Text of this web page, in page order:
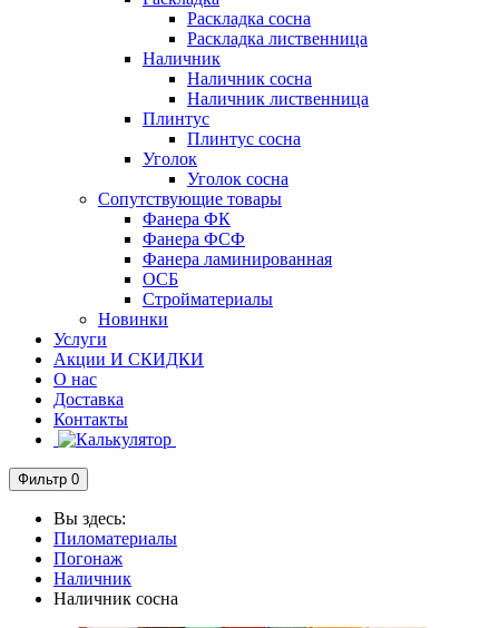
Раскладка сосна
Раскладка лиственница
Наличник
Наличник сосна
Наличник лиственница
Плинтус
Плинтус сосна
Уголок
Уголок сосна
Сопутствующие товары
Фанера ФК
Фанера ФСФ
Фанера ламинированная
ОСБ
Стройматериалы
Новинки
Услуги
Акции И СКИДКИ
О нас
Доставка
Контакты
Фильтр 0
Вы здесь:
Пиломатериалы
Погонаж
Наличник
Наличник сосна